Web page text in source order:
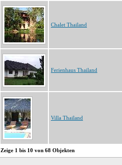
Chalet Thailand
Ferienhaus Thailand
Villa Thailand
Zeige 1 bis 10 von 68 Objekten